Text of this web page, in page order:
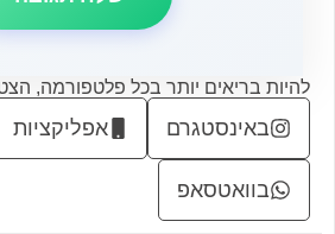
להיות בריאים יותר בכל פלטפורמה,
באינסטגרם אפליקציות
בוואטסאפ